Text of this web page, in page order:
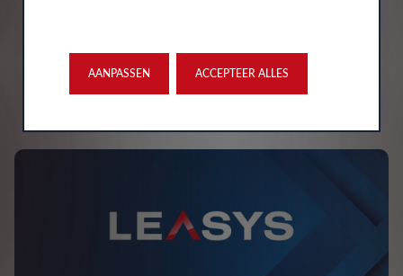
AANPASSEN ACCEPTEER ALLES